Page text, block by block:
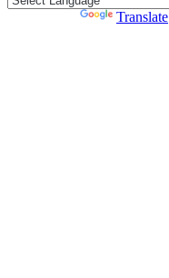
Translate